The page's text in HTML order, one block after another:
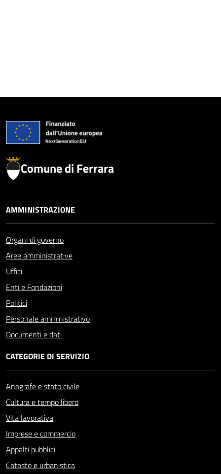
Comune di Ferrara
AMMINISTRAZIONE
Organi di governo
Aree amministrative
Uffici
Enti e Fondazioni
Politici
Personale amministrativo
Documenti e dati
CATEGORIE DI SERVIZIO
Anagrafe e stato civile
Cultura e tempo libero
Vita lavorativa
Imprese e commercio
Appalti pubblici
Catasto e urbanistica